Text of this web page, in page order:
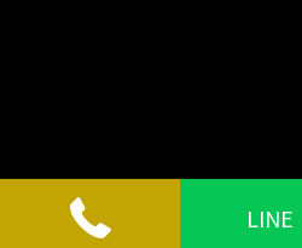
LINE